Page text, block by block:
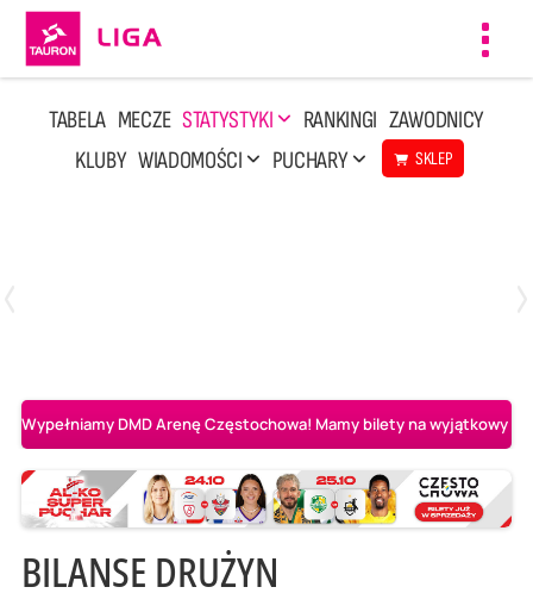
TABELA MECZE STATYSTYKI RANKINGI ZAWODNICY
KLUBY WIADOMOŚCI PUCHARY SKLEP
Wypełniamy DMD Arenę Częstochowa! Mamy bilety na wyjątkowy
BILANSE DRUŻYN